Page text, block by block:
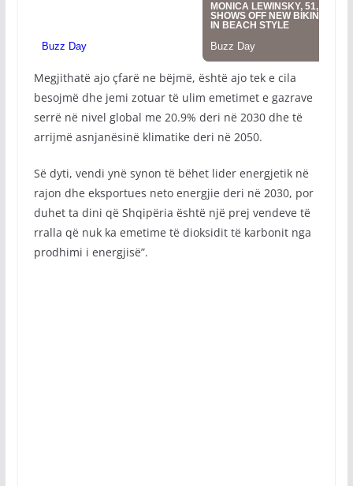
Megjithatë ajo çfarë ne bëjmë, është ajo tek e cila
besojmë dhe jemi zotuar të ulim emetimet e gazrave
serrë në nivel global me 20.9% deri në 2030 dhe të
arrijmë asnjanësinë klimatike deri në 2050.
Së dyti, vendi ynë synon të bëhet lider energjetik në
rajon dhe eksportues neto energjie deri në 2030, por
duhet ta dini që Shqipëria është një prej vendeve të
rralla që nuk ka emetime të dioksidit të karbonit nga
prodhimi i energjisë”.